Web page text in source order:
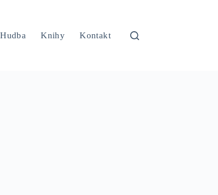
Hudba Knihy Kontakt